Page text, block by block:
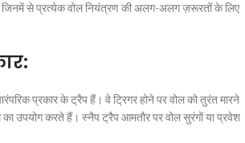
से प्रत्येक वोल नियंत्रण की अलग-अलग ज़रूरतों के लिए
प्रकार के ट्रैप हैं। वे ट्रिगर होने पर वोल को तुरंत मारने
उपयोग करते हैं। स्नैप ट्रैप आमतौर पर वोल सुरंगों या प्रवेश